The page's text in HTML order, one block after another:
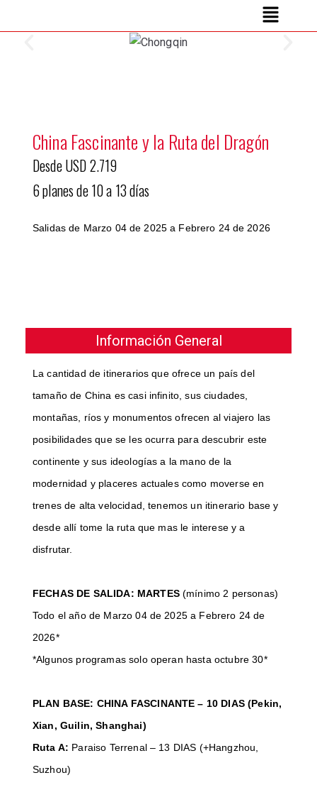
China Fascinante y la Ruta del Dragón
Desde USD 2.719
6 planes de 10 a 13 días
Salidas de Marzo 04 de 2025 a Febrero 24 de 2026
Información General
La cantidad de itinerarios que ofrece un país del
tamaño de China es casi infinito, sus ciudades,
montañas, ríos y monumentos ofrecen al viajero las
posibilidades que se les ocurra para descubrir este
continente y sus ideologías a la mano de la
modernidad y placeres actuales como moverse en
trenes de alta velocidad, tenemos un itinerario base y
desde allí tome la ruta que mas le interese y a
disfrutar.
FECHAS DE SALIDA: MARTES(mínimo 2 personas)
Todo el año de Marzo 04 de 2025 a Febrero 24 de
2026*
*Algunos programas solo operan hasta octubre 30*
PLAN BASE: CHINA FASCINANTE – 10 DIAS (Pekin,
Xian, Guilin, Shanghai)
Ruta A: Paraiso Terrenal – 13 DIAS (+Hangzhou,
Suzhou)